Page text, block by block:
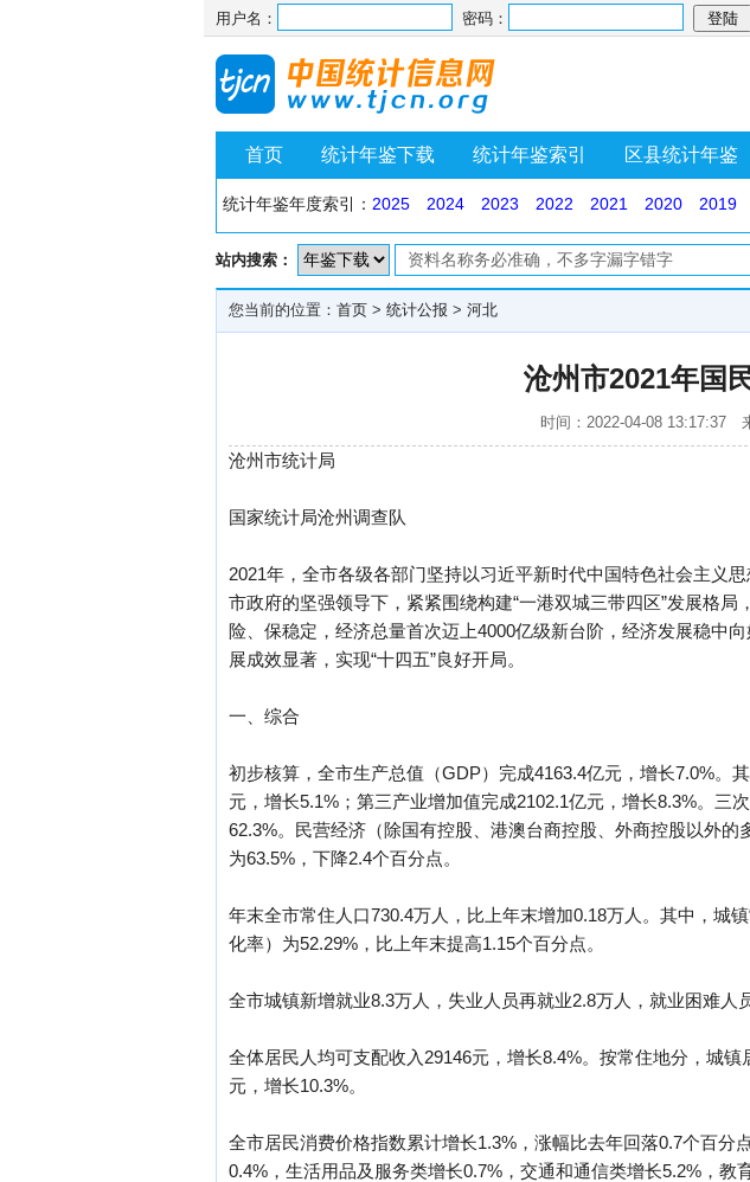
用户名： 密码：
首页 统计年鉴下载 统计年鉴索引 区县统计年鉴
统计年鉴年度索引： 2025 2024 2023 2022 2021 2020 2019
站内搜索：
您当前的位置： 首页 > 统计公报 > 河北
沧州市2021年国
时间：2022-04-08 13:17:37
沧州市统计局
国家统计局沧州调查队
2021年，全市各级各部门坚持以习近平新时代中国特色社会主义
市政府的坚强领导下，紧紧围绕构建“一港双城三带四区”发展格
险、保稳定，经济总量首次迈上4000亿级新台阶，经济发展稳中
展成效显著，实现“十四五”良好开局。
一、综合
初步核算，全市生产总值（GDP）完成4163.4亿元，增长7.0%。
元，增长5.1%；第三产业增加值完成2102.1亿元，增长8.3%。三
62.3%。民营经济（除国有控股、港澳台商控股、外商控股以外
为63.5%，下降2.4个百分点。
年末全市常住人口730.4万人，比上年末增加0.18万人。其中，城
化率）为52.29%，比上年末提高1.15个百分点。
全市城镇新增就业8.3万人，失业人员再就业2.8万人，就业困难人
全体居民人均可支配收入29146元，增长8.4%。按常住地分，城
元，增长10.3%。
全市居民消费价格指数累计增长1.3%，涨幅比去年回落0.7个百
0.4%，生活用品及服务类增长0.7%，交通和通信类增长5.2%，